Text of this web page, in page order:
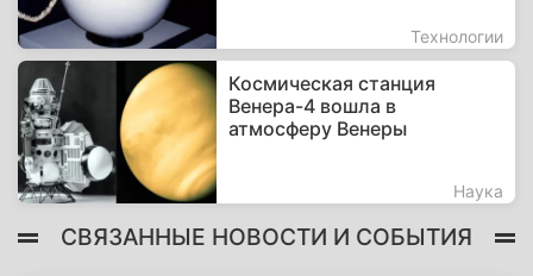
Технологии
Космическая станция
Венера-4 вошла в
атмосферу Венеры
Наука
СВЯЗАННЫЕ НОВОСТИ И СОБЫТИЯ